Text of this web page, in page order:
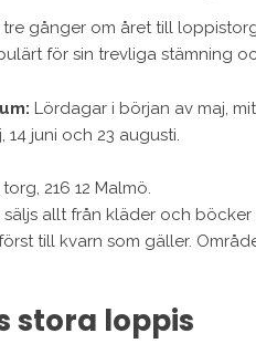
gånger om året till
för sin trevliga stämning
Lördagar i början av maj,
14 juni och 23 augusti.
216 12 Malmö.
säljs allt från kläder och
till kvarn som gäller.
stora loppis